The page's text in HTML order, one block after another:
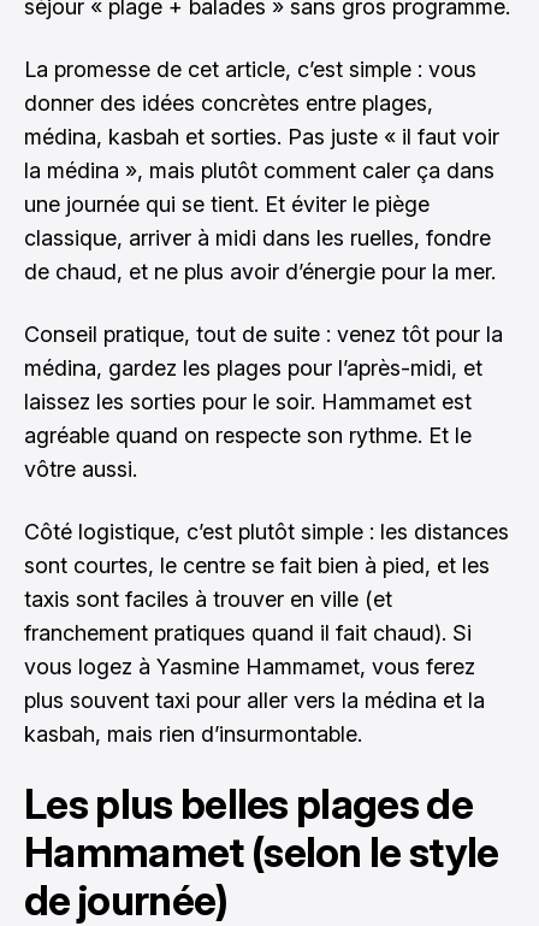
séjour « plage + balades » sans gros programme.
La promesse de cet article, c’est simple : vous
donner des idées concrètes entre plages,
médina, kasbah et sorties. Pas juste « il faut voir
la médina », mais plutôt comment caler ça dans
une journée qui se tient. Et éviter le piège
classique, arriver à midi dans les ruelles, fondre
de chaud, et ne plus avoir d’énergie pour la mer.
Conseil pratique, tout de suite : venez tôt pour la
médina, gardez les plages pour l’après-midi, et
laissez les sorties pour le soir. Hammamet est
agréable quand on respecte son rythme. Et le
vôtre aussi.
Côté logistique, c’est plutôt simple : les distances
sont courtes, le centre se fait bien à pied, et les
taxis sont faciles à trouver en ville (et
franchement pratiques quand il fait chaud). Si
vous logez à Yasmine Hammamet, vous ferez
plus souvent taxi pour aller vers la médina et la
kasbah, mais rien d’insurmontable.
Les plus belles plages de
Hammamet (selon le style
de journée)